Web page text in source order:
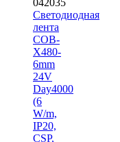
Светодиодная
лента
COB-
X480-
6mm
24V
Day4000
(6
W/m,
IP20,
CSP,